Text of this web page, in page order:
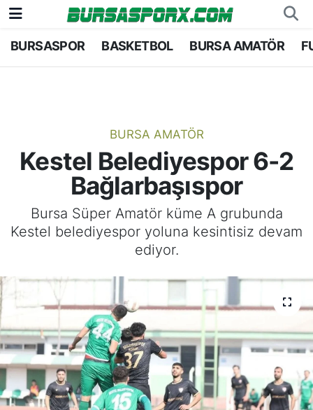
BURSASPOR BASKETBOL BURSA AMATÖR
BURSA AMATÖR
Kestel Belediyespor 6-2
Bağlarbaşıspor
Bursa Süper Amatör küme A grubunda
Kestel belediyespor yoluna kesintisiz devam
ediyor.
Bursaspor
Bursa Amatör
Hentbol
Voleybol
Bursa Nöbetçi Eczaneler
Bursa Trafik Yoğunluk Haritası
TFF 1.Lig Puan Durumu ve Fikstür
Tüm Manşetler
Haber Arşivi